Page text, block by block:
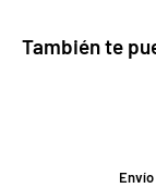
También te